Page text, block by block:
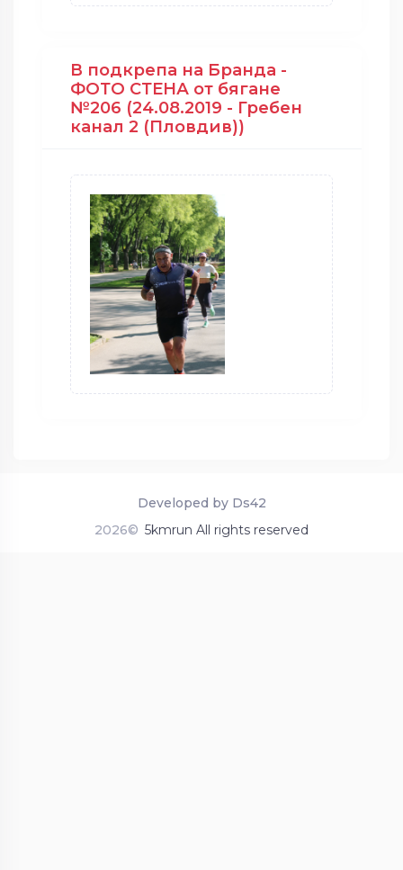
В подкрепа на Бранда -
ФОТО СТЕНА от бягане
№206 (24.08.2019 - Гребен
канал 2 (Пловдив))
2026© 5kmrun All rights reserved
Developed by Ds42